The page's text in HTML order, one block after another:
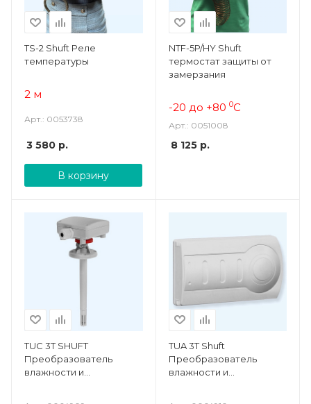
TS-2 Shuft Реле
температуры
2 м
Арт.: 0053738
3 580 р.
В корзину
NTF-5P/HY Shuft
термостат защиты от
замерзания
-20 до +80 0С
Арт.: 0051008
8 125р.
TUC 3T SHUFT
Преобразователь
влажности и
TUA 3T Shuft
Преобразователь
влажности и